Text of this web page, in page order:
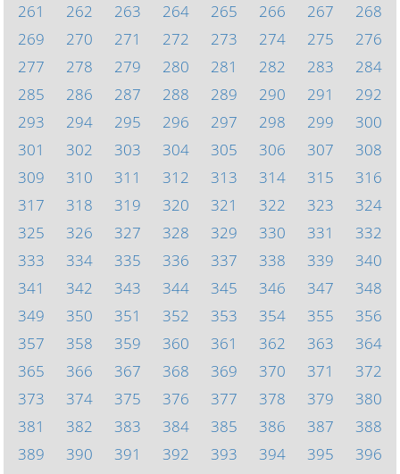
261
262 263 264 265 266 267
268
269
270 271 272 273 274 275
276
277
278 279 280 281 282 283
284
285
286 287 288 289 290 291
292
293
294 295 296 297 298 299
300
301
302 303 304 305 306 307
308
309
310 311 312 313 314 315
316
317
318 319 320 321 322 323
324
325
326 327 328 329 330 331
332
333
334 335 336 337 338 339
340
341
342 343 344 345 346 347
348
349
350 351 352 353 354 355
356
357
358 359 360 361 362 363
364
365
366 367 368 369 370 371
372
373
374 375 376 377 378 379
380
381
382 383 384 385 386 387
388
389
390 391 392 393 394 395
396